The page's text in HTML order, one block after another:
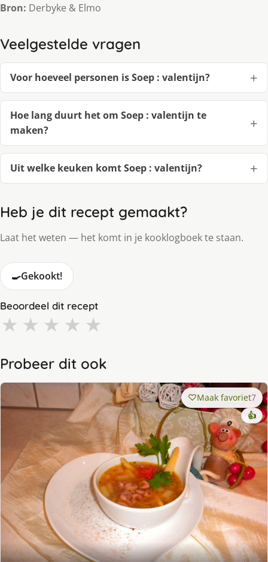
Bron: Derbyke & Elmo
Veelgestelde vragen
Voor hoeveel personen is Soep : valentijn?
Hoe lang duurt het om Soep : valentijn te
maken?
Uit welke keuken komt Soep : valentijn?
Heb je dit recept gemaakt?
Laat het weten — het komt in je kooklogboek te staan.
🍳Gekookt!
Beoordeel dit recept
★ ★ ★ ★ ★
Probeer dit ook
Maak favoriet7
👍